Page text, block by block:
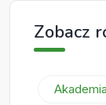
Zobacz